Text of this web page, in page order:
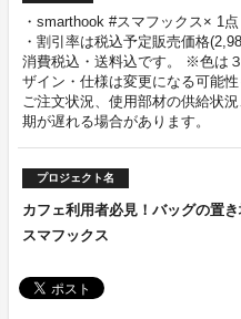
・smarthook #スマフックス× 1
・割引率は税込予定販売価格
消費税込・送料込です。 ※色は
ザイン・仕様は変更になる可能
ご注文状況、使用部材の供給状
期が遅れる場合があります。
プロジェクト名
カフェ利用者必見！バッグの置
スマフックス